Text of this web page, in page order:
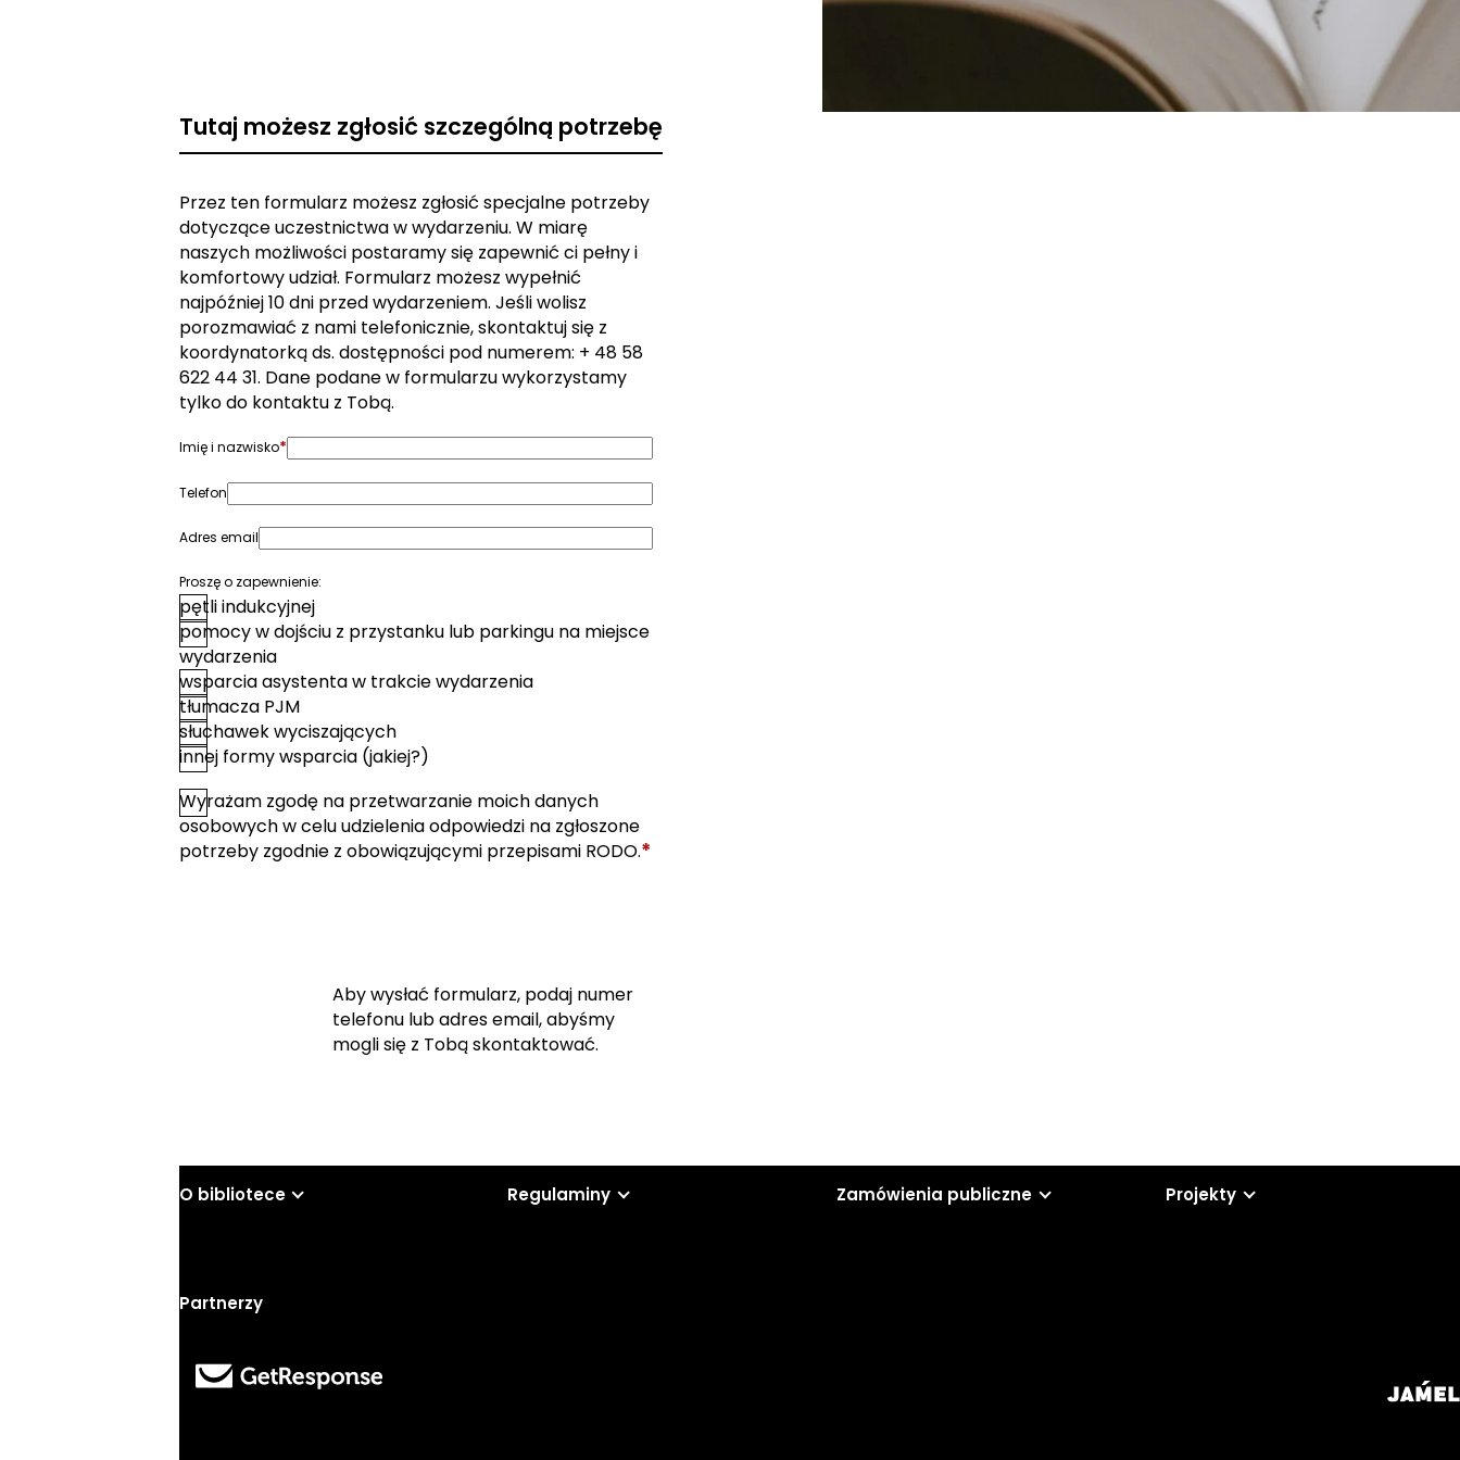
Tutaj możesz zgłosić szczególną potrzebę
Przez ten formularz możesz zgłosić specjalne potrzeby
dotyczące uczestnictwa w wydarzeniu. W miarę
naszych możliwości postaramy się zapewnić ci pełny i
komfortowy udział. Formularz możesz wypełnić
najpóźniej 10 dni przed wydarzeniem. Jeśli wolisz
porozmawiać z nami telefonicznie, skontaktuj się z
koordynatorką ds. dostępności pod numerem: + 48 58
622 44 31. Dane podane w formularzu wykorzystamy
tylko do kontaktu z Tobą.
Imię i nazwisko*
Telefon
Adres email
Proszę o zapewnienie:
pętli indukcyjnej
pomocy w dojściu z przystanku lub parkingu na miejsce
wydarzenia
wsparcia asystenta w trakcie wydarzenia
tłumacza PJM
słuchawek wyciszających
innej formy wsparcia (jakiej?)
Zgoda*
Wyrażam zgodę na przetwarzanie moich danych
osobowych w celu udzielenia odpowiedzi na zgłoszone
potrzeby zgodnie z obowiązującymi przepisami RODO.*
Aby wysłać formularz, podaj numer
telefonu lub adres email, abyśmy
mogli się z Tobą skontaktować.
O bibliotece Regulaminy Zamówienia publiczne Projekty
Partnerzy